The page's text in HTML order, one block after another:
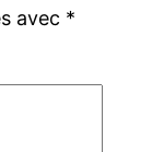
avec *